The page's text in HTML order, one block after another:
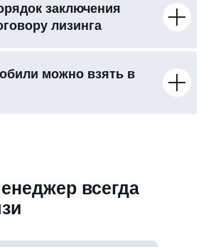
заключения
лизинга
можно взять в
всегда